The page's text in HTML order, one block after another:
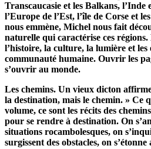
Transcaucasie et les Balkans, l’Inde
l’Europe de l’Est, l’île de Corse et
nous emmène, Michel nous fait
naturelle qui caractérise ces
l’histoire, la culture, la lumière et
communauté humaine. Ouvrir les
s’ouvrir au monde.
Les chemins. Un vieux dicton
la destination, mais le chemin. » Ce
volume, ce sont les récits des
pour se rendre à destination. On
situations rocambolesques, on
surgissent des obstacles, on